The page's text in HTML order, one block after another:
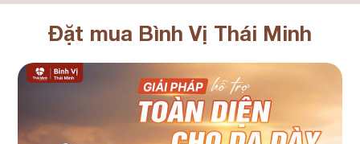
Đặt mua Bình Vị Thái Minh